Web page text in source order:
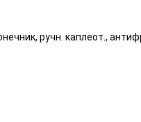
ручн. каплеот.,